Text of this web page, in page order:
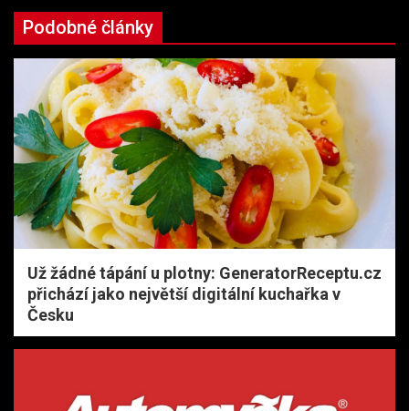
Podobné články
Už žádné tápání u plotny: GeneratorReceptu.cz
přichází jako největší digitální kuchařka v
Česku